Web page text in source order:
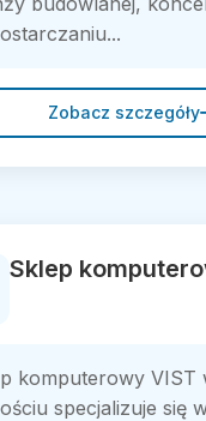
Zobacz szczegóły
Sklep
komputerowy VIST
specjalizuje się